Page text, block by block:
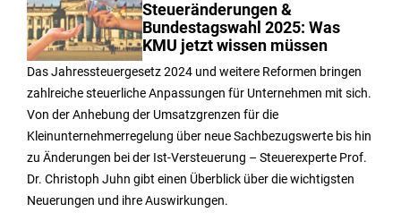
Steueränderungen &
Bundestagswahl 2025: Was
KMU jetzt wissen müssen
Das Jahressteuergesetz 2024 und weitere Reformen bringen
zahlreiche steuerliche Anpassungen für Unternehmen mit sich.
Von der Anhebung der Umsatzgrenzen für die
Kleinunternehmerregelung über neue Sachbezugswerte bis hin
zu Änderungen bei der Ist-Versteuerung – Steuerexperte Prof.
Dr. Christoph Juhn gibt einen Überblick über die wichtigsten
Neuerungen und ihre Auswirkungen.